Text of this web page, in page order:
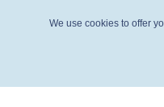
We use cookies to offer